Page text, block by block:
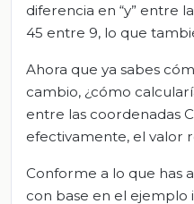
diferencia en “y” entre
45 entre 9, lo que
Ahora que ya sabes
cambio, ¿cómo
entre las coordenadas
efectivamente, el valor
Conforme a lo que has
con base en el ejemplo